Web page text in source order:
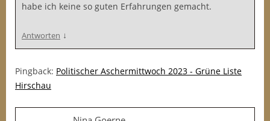
habe ich keine so guten Erfahrungen gemacht.
Antworten ↓
Pingback: Politischer Aschermittwoch 2023 - Grüne Liste
Hirschau